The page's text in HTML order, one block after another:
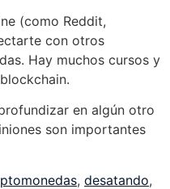
(como Reddit,
con otros
Hay muchos cursos y
en algún otro
son importantes
, desatando,